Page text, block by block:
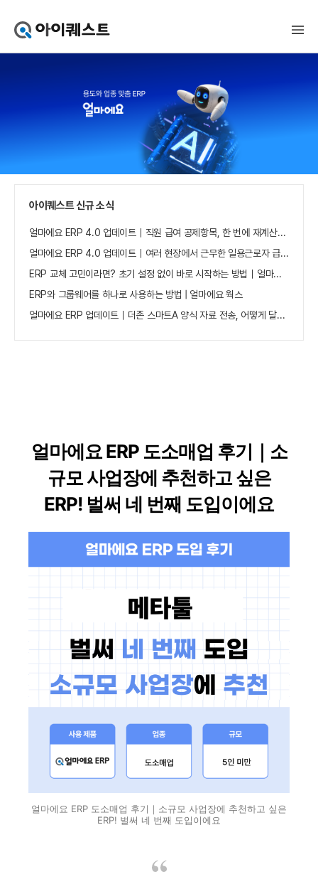
퀘
얼
마
가
기
아이퀘스트 신규 소식
얼마에요 ERP 4.0 업데이트｜직원 급여 공제항목, 한 번에 재계산하세요
얼마에요 ERP 4.0 업데이트｜여러 현장에서 근무한 일용근로자 급여, 현장별로 선택 수집하세요
ERP 교체 고민이라면? 초기 설정 없이 바로 시작하는 방법｜얼마에요 ERP
ERP와 그룹웨어를 하나로 사용하는 방법 | 얼마에요 웍스
얼마에요 ERP 업데이트｜더존 스마트A 양식 자료 전송, 어떻게 달라졌나요?
얼마에요 ERP 도소매업 후기｜소
규모 사업장에 추천하고 싶은
ERP! 벌써 네 번째 도입이에요
얼마에요 ERP 도소매업 후기｜소규모 사업장에 추천하고 싶은
ERP! 벌써 네 번째 도입이에요